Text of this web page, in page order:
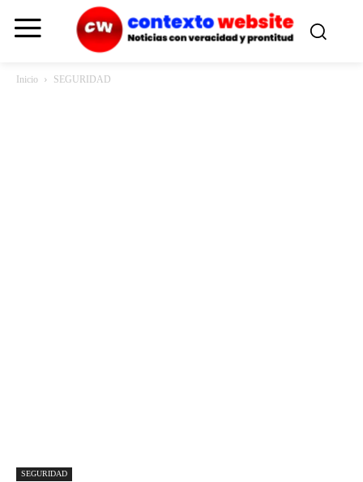
Inicio SEGURIDAD
SEGURIDAD